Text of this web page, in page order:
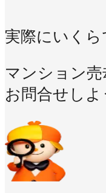
実際にいくら
マンション
お問合せしよ